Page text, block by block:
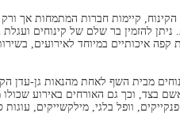
קיימות חברות המתמחות אך
ניתן להזמין בר שלם של קינוחים
קפה איכותיים במיוחד לאירועים,
מבית השף לאחת מהנאות גן-עדן
בצד, וכך גם האורחים באירוע שכולו
וופל בלגי, מילקשייקים,